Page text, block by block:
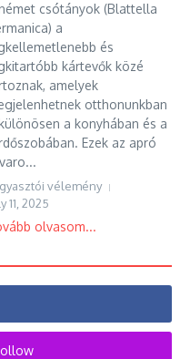
csótányok (Blattella
a
és
kártevők közé
amelyek
otthonunkban
a konyhában és a
Ezek az apró
vélemény
11, 2025
olvasom...